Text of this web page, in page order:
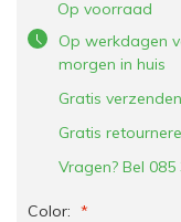
Op voorraad
Op werkdagen
morgen in huis
Gratis verzenden
Gratis
Vragen? Bel 085
Color: